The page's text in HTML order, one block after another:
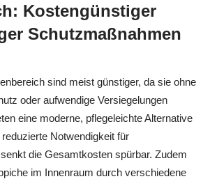
Kostengünstiger
Schutzmaßnahmen
sind meist günstiger, da sie ohne
oder aufwendige Versiegelungen
eine moderne, pflegeleichte Alternative
Notwendigkeit für
die Gesamtkosten spürbar. Zudem
im Innenraum durch verschiedene